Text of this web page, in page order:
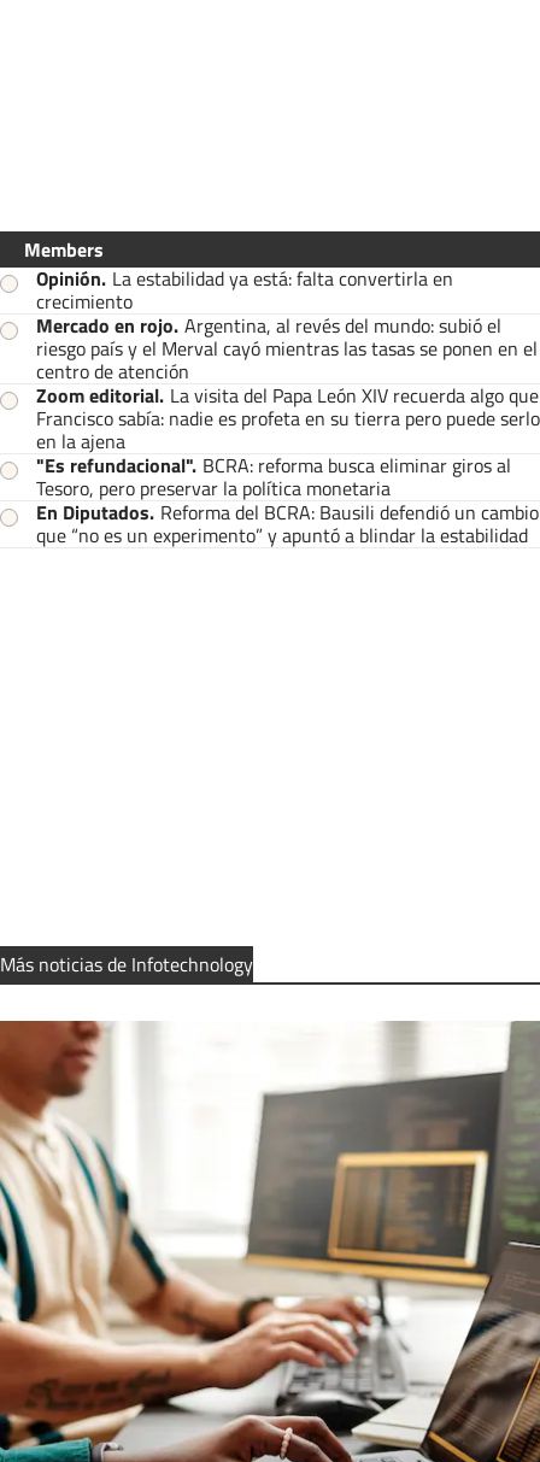
Members
Opinión. La estabilidad ya está: falta convertirla en
crecimiento
Mercado en rojo. Argentina, al revés del mundo: subió el
riesgo país y el Merval cayó mientras las tasas se ponen en el
centro de atención
Zoom editorial. La visita del Papa León XIV recuerda algo que
Francisco sabía: nadie es profeta en su tierra pero puede serlo
en la ajena
"Es refundacional". BCRA: reforma busca eliminar giros al
Tesoro, pero preservar la política monetaria
En Diputados. Reforma del BCRA: Bausili defendió un cambio
que “no es un experimento” y apuntó a blindar la estabilidad
Más noticias de Infotechnology